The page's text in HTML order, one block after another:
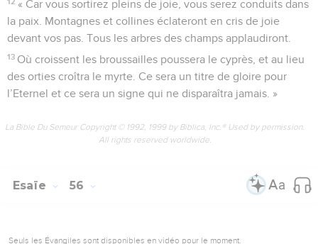
« Car vous sortirez pleins de joie, vous serez conduits dans
la paix. Montagnes et collines éclateront en cris de joie
devant vos pas. Tous les arbres des champs applaudiront.
13 Où croissent les broussailles poussera le cyprès, et au lieu
des orties croîtra le myrte. Ce sera un titre de gloire pour
l’Eternel et ce sera un signe qui ne disparaîtra jamais. »
La Bible Du Semeur Copyright © 1992, 1999 by Biblica, Inc.® Used by permission.
All rights reserved worldwide.
Esaïe 56
Seuls les Évangiles sont disponibles en vidéo pour le moment.